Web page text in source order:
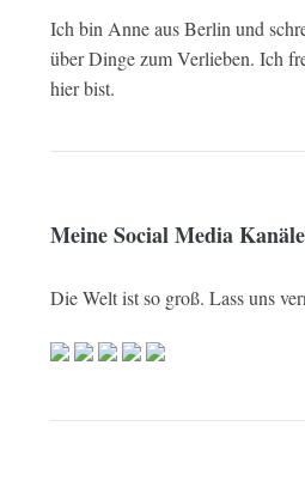
Ich bin Anne aus Berlin und
über Dinge zum Verlieben. Ich
hier bist.
Meine Social Media Kanäle
Die Welt ist so groß. Lass uns